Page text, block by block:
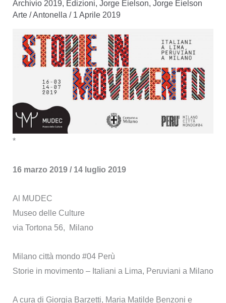
2019
MUDEC
Ora
tocca
Archivio 2019, Edizioni, Jorge Eielson, Jorge Eielson
Arte/Antonella / 1 Aprile 2019
*
16 marzo 2019 / 14 luglio 2019
Al MUDEC
Museo delle Culture
via Tortona 56, Milano
Milano città mondo #04 Perù
Storie in movimento – Italiani a Lima, Peruviani a Milano
A cura di Giorgia Barzetti, Maria Matilde Benzoni e